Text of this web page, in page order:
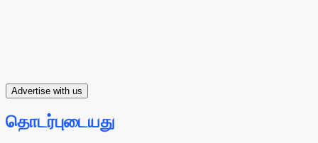
Advertise with us
தொடர்புடையது